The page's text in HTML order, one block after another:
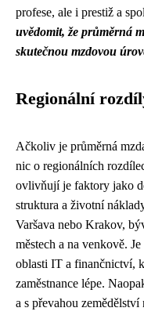
profese, ale i prestiž a
uvědomit, že průměrná
skutečnou mzdovou
Regionální
Ačkoliv je průměrná
nic o regionálních
ovlivňují je faktory jako
struktura a životní
Varšava nebo Krakov,
městech a na venkově.
oblasti IT a finančnictví,
zaměstnance lépe.
a s převahou